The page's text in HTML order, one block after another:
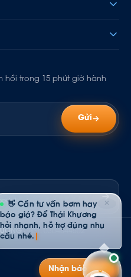
trong 15 phút giờ hành
Gửi
· MST: 0304844502
Nhận báo giá
✕
👋 Cần tư vấn bơm hay
báo giá? Để Thái Khương
hỏi nhanh, hỗ trợ đúng nhu
cầu nhé.